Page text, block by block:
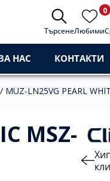
ТърсенеЛюбими
0
НАС КОНТАКТИ
LN25VG PEARL
MSZ-